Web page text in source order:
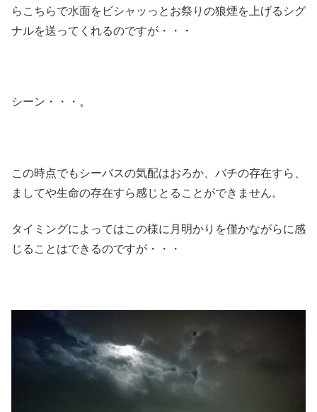
らこちらで水面をビシャッっとお祭りの狼煙を上げるシグ
ナルを送ってくれるのですが・・・
シーン・・・。
この時点でもシーバスの気配はおろか、バチの存在すら、
ましてや生命の存在すら感じとることができません。
タイミングによってはこの様に月明かりを僅かながらに感
じることはできるのですが・・・